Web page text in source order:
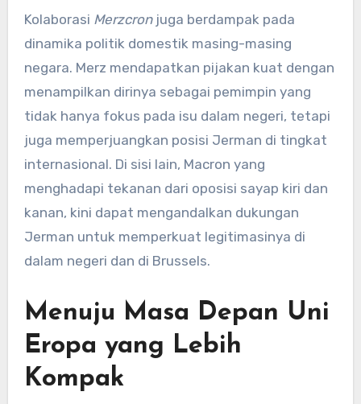
Kolaborasi Merzcronjuga berdampak pada
dinamika politik domestik masing-masing
negara. Merz mendapatkan pijakan kuat dengan
menampilkan dirinya sebagai pemimpin yang
tidak hanya fokus pada isu dalam negeri, tetapi
juga memperjuangkan posisi Jerman di tingkat
internasional. Di sisi lain, Macron yang
menghadapi tekanan dari oposisi sayap kiri dan
kanan, kini dapat mengandalkan dukungan
Jerman untuk memperkuat legitimasinya di
dalam negeri dan di Brussels.
Menuju Masa Depan Uni
Eropa yang Lebih
Kompak